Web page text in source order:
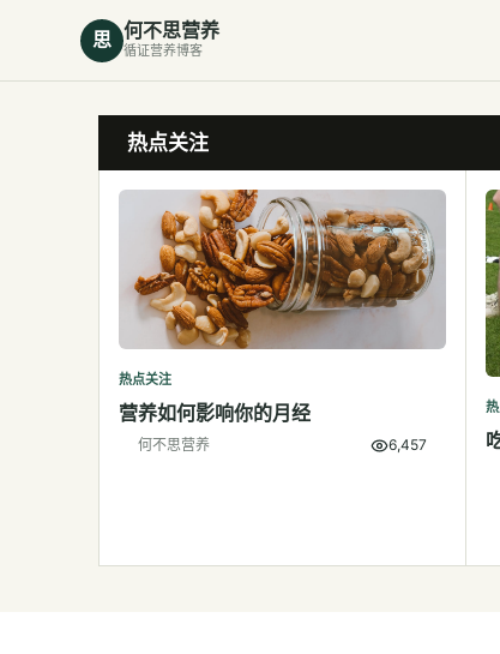
思 何不思营养
循证营养博客
热点关注
热点关注
营养如何影响你的月经
何不思营养 6,457